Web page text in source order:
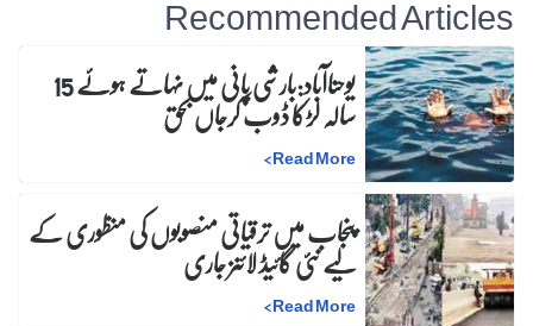
یوحناآباد:بارشی پانی میں نہاتے ہوئے 15 سالہ لڑکا ڈوب کرجاں بحق
Read More
>
پنجاب میں ترقیاتی منصوبوں کی منظوری کے
لیے نئی گائیڈ لائنز جاری
Read More
>